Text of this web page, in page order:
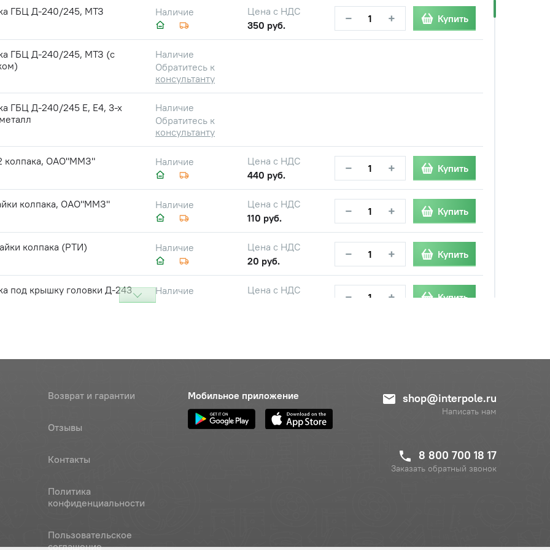
ГБЦ Д-240/245, МТЗ Наличие
Цена с НДС
350 руб.
− + Купить
ГБЦ Д-240/245, МТЗ (с
Наличие
Обратитесь к
консультанту
ГБЦ Д-240/245 Е, Е4, 3-х
Наличие
Обратитесь к
консультанту
колпака, ОАО"ММЗ" Наличие
Цена с НДС
440 руб.
− + Купить
колпака, ОАО"ММЗ" Наличие
Цена с НДС
110 руб.
− + Купить
колпака (РТИ) Наличие
Цена с НДС
20 руб.
− + Купить
под крышку головки Д-243 Наличие
Цена с НДС
− + Купить
Цена с НДС
115 руб.
клапанной крышки
Возврат и гарантии
Отзывы
Контакты
Политика
конфиденциальности
Пользовательское
соглашение
Мобильное приложение shop@interpole.ru
Написать нам
8 800 700 18 17
Заказать обратный звонок